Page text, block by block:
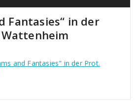
Fantasies“ in der
and Fantasies" in der Prot.